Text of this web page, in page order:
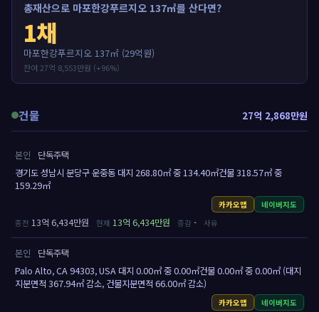
총재산으로 마포한강푸르지오 137㎡를 산다면?
1채
마포한강푸르지오 137㎡ (29억원)
잔여 27억 8,553만원 (+96%)
건물 27억 2,868만원
본인
단독주택
경기도 성남시 분당구 운중동 대지 268.80㎡ 중 134.40㎡건물 318.57㎡ 중
159.29㎡
카카오맵 네이버지도
13억 6,434만원 13억 6,434만원 -
본인
단독주택
Palo Alto, CA 94303, USA 대지 0.00㎡ 중 0.00㎡건물 0.00㎡ 중 0.00㎡ (대지
지분면적 367.94㎡ 감소, 건물지분면적 66.00㎡ 감소)
카카오맵 네이버지도